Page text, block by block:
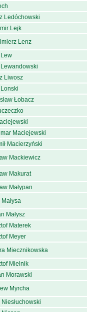
Ledóchowski
Lejk
Lenz
Liwosz
Łobacz
Maciejewski
Macierzyński
Mackiewicz
Makurat
Małypan
Małysz
Materek
Meyer
Miecznikowska
Mielnik
Morawski
Myrcha
Niesłuchowski